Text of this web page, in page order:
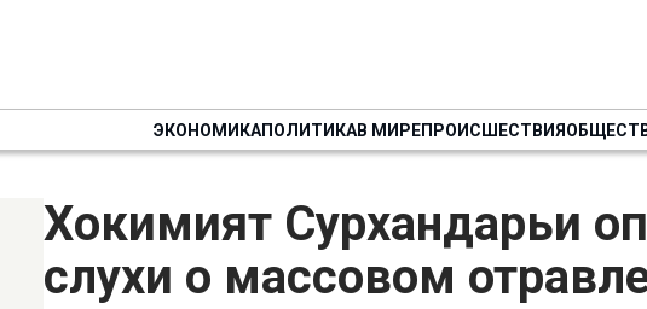
ЭКОНОМИКАПОЛИТИКАВ МИРЕПРОИСШЕСТВИЯ
Хокимият Сурхандарьи
слухи о массовом